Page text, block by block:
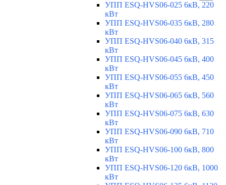
УПП ESQ-HVS06-025 6кВ, 220
кВт
УПП ESQ-HVS06-035 6кВ, 280
кВт
УПП ESQ-HVS06-040 6кВ, 315
кВт
УПП ESQ-HVS06-045 6кВ, 400
кВт
УПП ESQ-HVS06-055 6кВ, 450
кВт
УПП ESQ-HVS06-065 6кВ, 560
кВт
УПП ESQ-HVS06-075 6кВ, 630
кВт
УПП ESQ-HVS06-090 6кВ, 710
кВт
УПП ESQ-HVS06-100 6кВ, 800
кВт
УПП ESQ-HVS06-120 6кВ, 1000
кВт